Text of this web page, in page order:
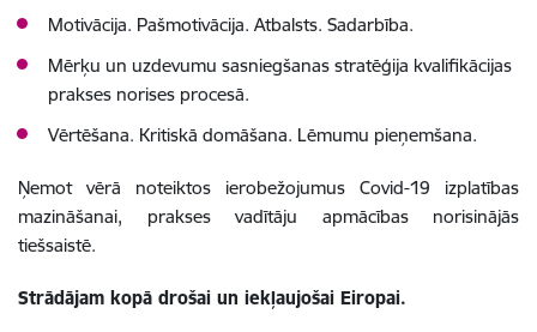
Motivācija. Pašmotivācija. Atbalsts. Sadarbība.
Mērķu un uzdevumu sasniegšanas stratēģija kvalifikācijas
prakses norises procesā.
Vērtēšana. Kritiskā domāšana. Lēmumu pieņemšana.
Ņemot vērā noteiktos ierobežojumus Covid-19 izplatības
mazināšanai, prakses vadītāju apmācības norisinājās
tiešsaistē.
Strādājam kopā drošai un iekļaujošai Eiropai.